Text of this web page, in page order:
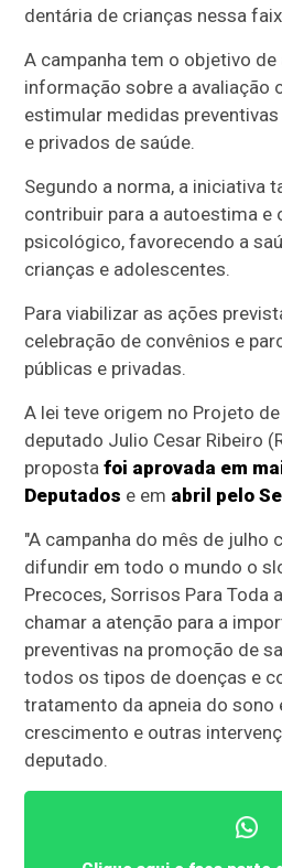
dentária de crianças nessa
A campanha tem o objetivo
informação sobre a avaliação
estimular medidas
e privados de saúde.
Segundo a norma, a iniciativa
contribuir para a autoestima e
psicológico, favorecendo a
crianças e adolescentes.
Para viabilizar as ações
celebração de convênios e
públicas e privadas.
A lei teve origem no Projeto
deputado Julio Cesar Ribeiro
propostafoi aprovada em
Deputados e em abril pelo
"A campanha do mês de julho
difundir em todo o mundo o
Precoces, Sorrisos Para Toda
chamar a atenção para a
preventivas na promoção de
todos os tipos de doenças e
tratamento da apneia do sono
crescimento e outras
deputado.